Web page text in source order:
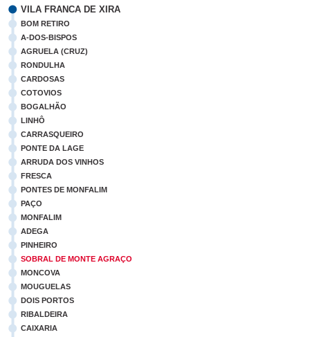
VILA FRANCA DE XIRA
BOM RETIRO
A-DOS-BISPOS
AGRUELA (CRUZ)
RONDULHA
CARDOSAS
COTOVIOS
BOGALHÃO
LINHÔ
CARRASQUEIRO
PONTE DA LAGE
ARRUDA DOS VINHOS
FRESCA
PONTES DE MONFALIM
PAÇO
MONFALIM
ADEGA
PINHEIRO
SOBRAL DE MONTE AGRAÇO
MONCOVA
MOUGUELAS
DOIS PORTOS
RIBALDEIRA
CAIXARIA